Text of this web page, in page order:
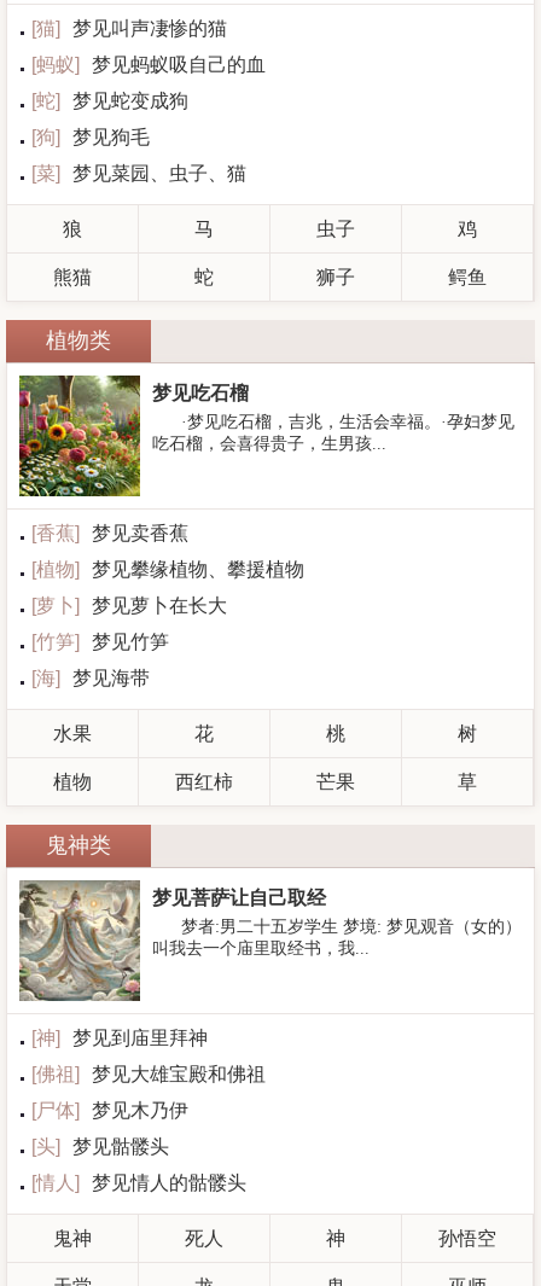
[猫]
梦见叫声凄惨的猫
[蚂蚁]
梦见蚂蚁吸自己的血
[蛇]
梦见蛇变成狗
[狗]
梦见狗毛
[菜] 梦见菜园、虫子、猫
狼 马 虫子 鸡
熊猫 蛇 狮子 鳄鱼
植物类
梦见吃石榴
·梦见吃石榴，吉兆，生活会幸福。·孕妇梦见
吃石榴，会喜得贵子，生男孩...
[香蕉]
梦见卖香蕉
[植物]
梦见攀缘植物、攀援植物
[萝卜]
梦见萝卜在长大
[竹笋]
梦见竹笋
[海] 梦见海带
水果 花 桃 树
植物 西红柿 芒果 草
鬼神类
梦见菩萨让自己取经
梦者:男二十五岁学生 梦境: 梦见观音（女的）
叫我去一个庙里取经书，我...
[神]
梦见到庙里拜神
[佛祖]
梦见大雄宝殿和佛祖
[尸体]
梦见木乃伊
[头]
梦见骷髅头
[情人 ] 梦见情人的骷髅头
鬼神 死人 神 孙悟空